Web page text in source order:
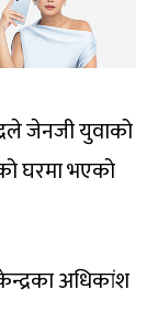
जेनजी युवाको
घरमा भएको
अधिकांश